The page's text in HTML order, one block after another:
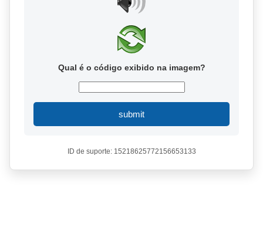
Qual é o código exibido na imagem?
submit
ID de suporte: 15218625772156653133